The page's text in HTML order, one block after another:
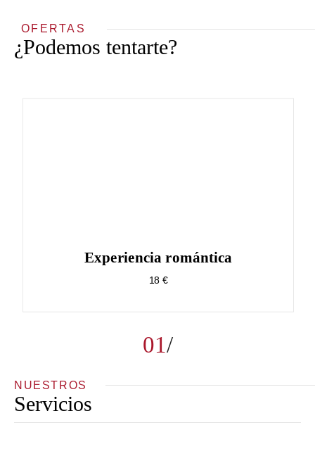
OFERTAS
¿Podemos tentarte?
01
Experiencia romántica
18 €
NUESTROS
Servicios